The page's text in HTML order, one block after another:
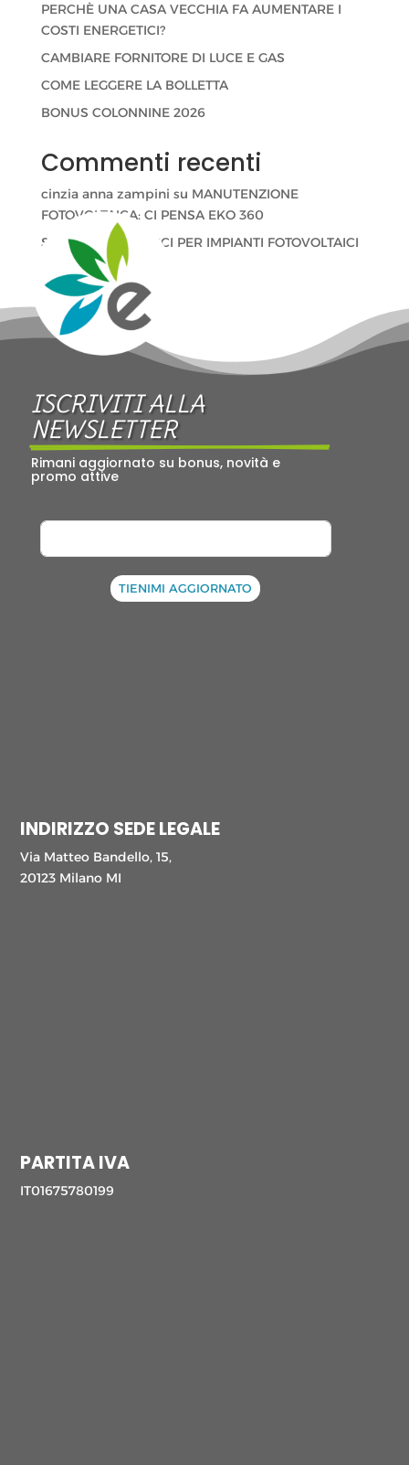
PERCHÈ UNA CASA VECCHIA FA AUMENTARE I
COSTI ENERGETICI?
CAMBIARE FORNITORE DI LUCE E GAS
COME LEGGERE LA BOLLETTA
BONUS COLONNINE 2026
Commenti recenti
cinzia anna zampini su MANUTENZIONE
FOTOVOLTAICA: CI PENSA EKO 360
Stefano Velati
CCI PER IMPIANTI FOTOVOLTAICI
ISCRIVITI ALLA
NEWSLETTER
Rimani aggiornato su bonus, novità e
promo attive
TIENIMI AGGIORNATO
INDIRIZZO SEDE LEGALE
Via Matteo Bandello, 15,
20123 Milano MI
PARTITA IVA
IT01675780199